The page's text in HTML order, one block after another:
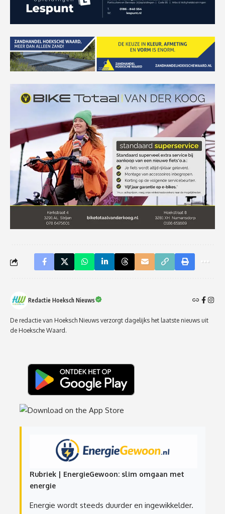
Redactie Hoeksch Nieuws
De redactie van Hoeksch Nieuws verzorgt dagelijks het laatste nieuws uit
de Hoeksche Waard.
Rubriek | EnergieGewoon: slim omgaan met
energie
Energie wordt steeds duurder en ingewikkelder.